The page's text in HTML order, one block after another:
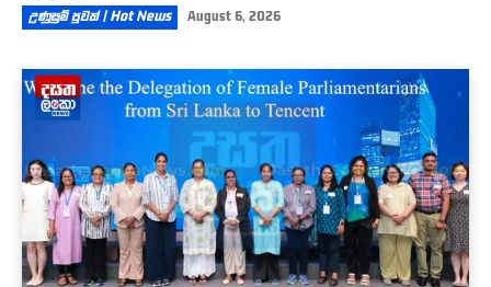
උණුසුම් පුවත් | Hot News August 6, 2026